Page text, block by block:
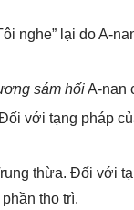
nghe” lại do A-
sám hốiA-nan
với tạng pháp
thừa. Đối với
thọ trì.